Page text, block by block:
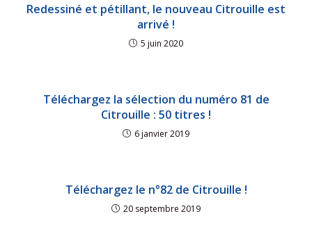
Redessiné et pétillant, le nouveau Citrouille est
arrivé !
5 juin 2020
Téléchargez la sélection du numéro 81 de
Citrouille : 50 titres !
6 janvier 2019
Téléchargez le n°82 de Citrouille !
20 septembre 2019